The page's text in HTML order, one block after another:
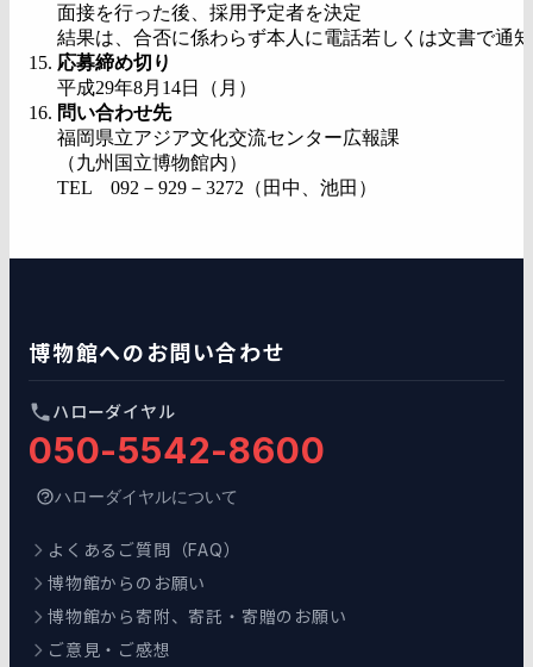
面接を行った後、採用予定者を決定
結果は、合否に係わらず本人に電話若しくは文書で通知
応募締め切り
平成29年8月14日（月）
問い合わせ先
福岡県立アジア文化交流センター広報課
（九州国立博物館内）
TEL 092－929－3272（田中、池田）